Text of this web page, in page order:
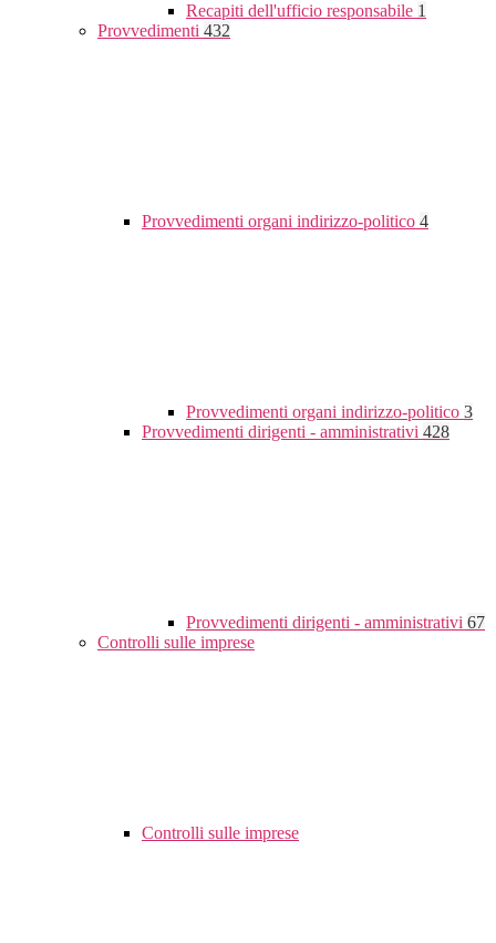
Recapiti dell'ufficio responsabile 1
Provvedimenti 432
Provvedimenti organi indirizzo-politico 4
Provvedimenti organi indirizzo-politico 3
Provvedimenti dirigenti - amministrativi 428
Provvedimenti dirigenti - amministrativi 67
Controlli sulle imprese
Controlli sulle imprese